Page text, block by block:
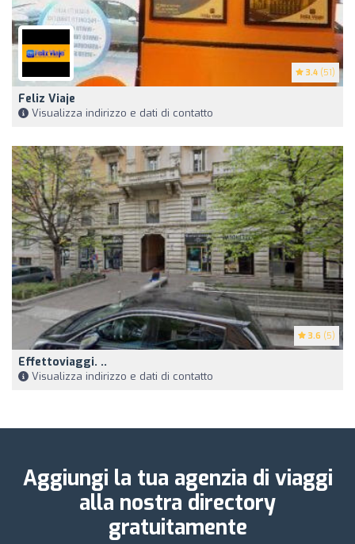
3.4 (51)
Feliz Viaje
Visualizza indirizzo e dati di contatto
3.6 (5)
Effettoviaggi. ..
Visualizza indirizzo e dati di contatto
Aggiungi la tua agenzia di viaggi
alla nostra directory
gratuitamente